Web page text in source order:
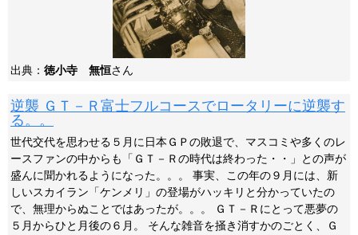
出典： 徳小寺 無恒さん
逆襲 ＧＴ－Ｒ富士フルコースでロータリーに逆襲す
る。。
世代交代を思わせる５月に日本ＧＰの敗退で、マスコミや多くのレ
ースファンの中からも「ＧＴ－Ｒの時代は終わった・・」との声が
盛んに聞かれるようになった。。。 事実、この年の９月には、新
しいスカイラン「ケンメリ」の登場がハッキリと分かっていたの
で、無理からぬことではあったが。。。 ＧＴ－Ｒにとって悪夢の
５月からひと月後の６月。 そんな雑音を掻き消すかのごとく、Ｇ